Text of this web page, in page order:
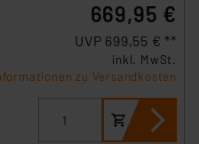
669,95 €
UVP 699,55 € **
inkl. MwSt.
zu Versandkosten